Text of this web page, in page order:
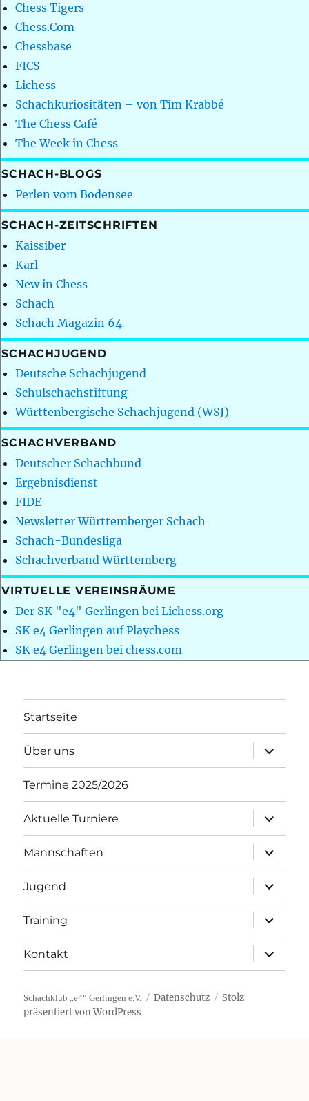
Chess Tigers
Chess.Com
Chessbase
FICS
Lichess
Schachkuriositäten – von Tim Krabbé
The Chess Café
The Week in Chess
SCHACH-BLOGS
Perlen vom Bodensee
SCHACH-ZEITSCHRIFTEN
Kaissiber
Karl
New in Chess
Schach
Schach Magazin 64
SCHACHJUGEND
Deutsche Schachjugend
Schulschachstiftung
Württenbergische Schachjugend (WSJ)
SCHACHVERBAND
Deutscher Schachbund
Ergebnisdienst
FIDE
Newsletter Württemberger Schach
Schach-Bundesliga
Schachverband Württemberg
VIRTUELLE VEREINSRÄUME
Der SK "e4" Gerlingen bei Lichess.org
SK e4 Gerlingen auf Playchess
SK e4 Gerlingen bei chess.com
Startseite
Über uns
öffnen
Termine 2025/2026
Aktuelle Turniere
öffnen
Mannschaften
öffnen
Jugend
öffnen
Training
öffnen
Kontakt
öffnen
Schachklub „e4“ Gerlingen e.V. Datenschutz
Stolz
präsentiert von WordPress